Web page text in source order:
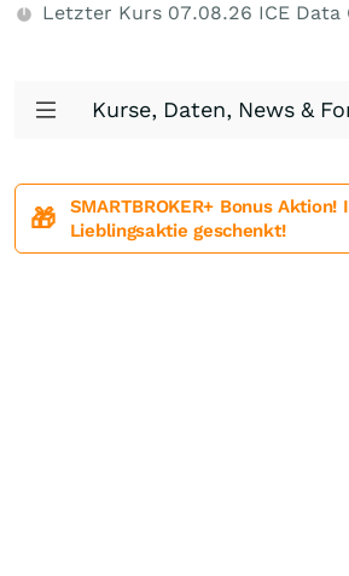
Letzter Kurs 07.08.26 ICE Data
Kurse, Daten, News &
🎁
SMARTBROKER+ Bonus Aktion!
Lieblingsaktie geschenkt!